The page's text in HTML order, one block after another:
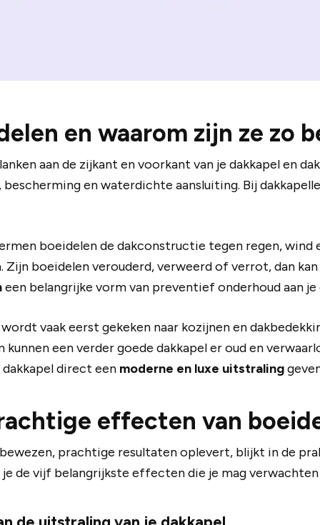
en waarom zijn ze zo
aan de zijkant en voorkant van je dakkapel en
en waterdichte aansluiting. Bij
boeidelen de dakconstructie tegen regen,
boeidelen verouderd, verweerd of verrot, dan
een belangrijke vorm van preventief onderhoud aan je
vaak eerst gekeken naar kozijnen en
kunnen een verder goede dakkapel er oud en
direct een moderne en luxe uitstraling
effecten van
prachtige resultaten oplevert, blijkt in de
de vijf belangrijkste effecten die je mag